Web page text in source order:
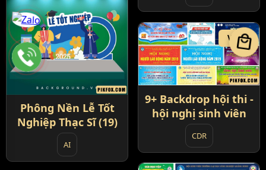
Phông Nền Lễ Tốt
Nghiệp Thạc Sĩ (19)
AI
VIP
9+ Backdrop hội thi -
hội nghị sinh viên
CDR
local_mall